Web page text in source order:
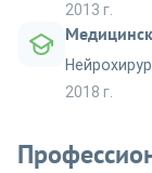
2013 г.
2018 г.